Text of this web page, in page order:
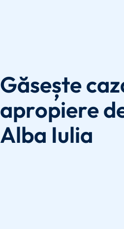
Găsește
apropiere
Alba Iulia